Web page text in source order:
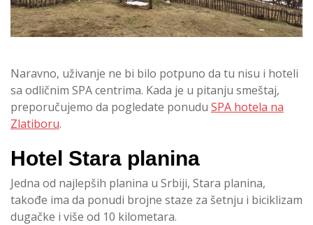
Naravno, uživanje ne bi bilo potpuno da tu nisu i hoteli
sa odličnim SPA centrima. Kada je u pitanju smeštaj,
preporučujemo da pogledate ponudu SPA hotela na
Zlatiboru.
Hotel Stara planina
Jedna od najlepših planina u Srbiji, Stara planina,
takođe ima da ponudi brojne staze za šetnju i biciklizam
dugačke i više od 10 kilometara.